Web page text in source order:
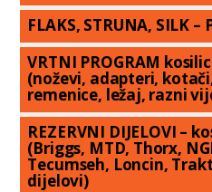
FLAKS, STRUNA, SILK
VRTNI PROGRAM
(noževi, adapteri,
remenice, ležaj, razni
REZERVNI DIJELOVI –
(Briggs, MTD, Thorx,
Tecumseh, Loncin,
dijelovi)